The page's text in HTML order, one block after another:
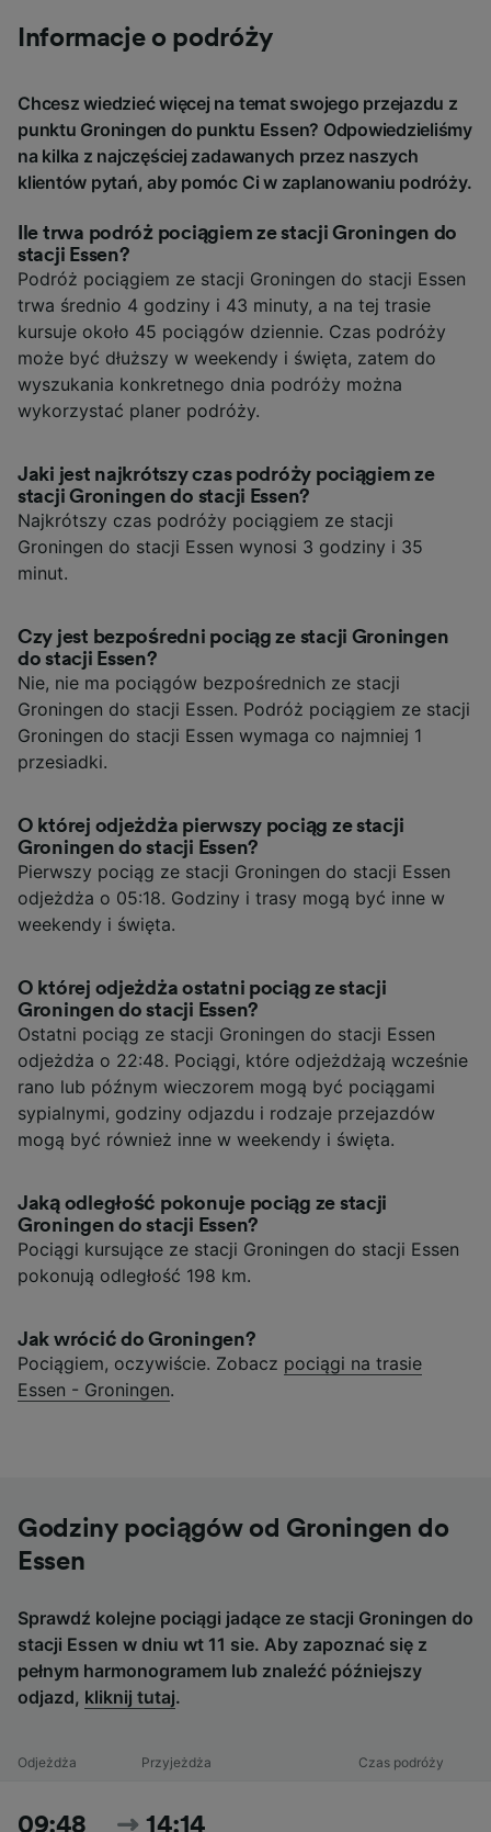
Informacje o podróży
Chcesz wiedzieć więcej na temat swojego przejazdu z
punktu Groningen do punktu Essen? Odpowiedzieliśmy
na kilka z najczęściej zadawanych przez naszych
klientów pytań, aby pomóc Ci w zaplanowaniu podróży.
Ile trwa podróż pociągiem ze stacji Groningen do
stacji Essen?
Podróż pociągiem ze stacji Groningen do stacji Essen
trwa średnio 4 godziny i 43 minuty, a na tej trasie
kursuje około 45 pociągów dziennie. Czas podróży
może być dłuższy w weekendy i święta, zatem do
wyszukania konkretnego dnia podróży można
wykorzystać planer podróży.
Jaki jest najkrótszy czas podróży pociągiem ze
stacji Groningen do stacji Essen?
Najkrótszy czas podróży pociągiem ze stacji
Groningen do stacji Essen wynosi 3 godziny i 35
minut.
Czy jest bezpośredni pociąg ze stacji Groningen
do stacji Essen?
Nie, nie ma pociągów bezpośrednich ze stacji
Groningen do stacji Essen. Podróż pociągiem ze stacji
Groningen do stacji Essen wymaga co najmniej 1
przesiadki.
O której odjeżdża pierwszy pociąg ze stacji
Groningen do stacji Essen?
Pierwszy pociąg ze stacji Groningen do stacji Essen
odjeżdża o 05:18. Godziny i trasy mogą być inne w
weekendy i święta.
O której odjeżdża ostatni pociąg ze stacji
Groningen do stacji Essen?
Ostatni pociąg ze stacji Groningen do stacji Essen
odjeżdża o 22:48. Pociągi, które odjeżdżają wcześnie
rano lub późnym wieczorem mogą być pociągami
sypialnymi, godziny odjazdu i rodzaje przejazdów
mogą być również inne w weekendy i święta.
Jaką odległość pokonuje pociąg ze stacji
Groningen do stacji Essen?
Pociągi kursujące ze stacji Groningen do stacji Essen
pokonują odległość 198 km.
Jak wrócić do Groningen?
Pociągiem, oczywiście. Zobacz pociągi na trasie
Essen - Groningen.
Godziny pociągów od Groningen do
Essen
Sprawdź kolejne pociągi jadące ze stacji Groningen do
stacji Essen w dniu wt 11 sie. Aby zapoznać się z
pełnym harmonogramem lub znaleźć późniejszy
odjazd, kliknij tutaj.
Odjeżdża Przyjeżdża Czas podróży
09:48 14:14